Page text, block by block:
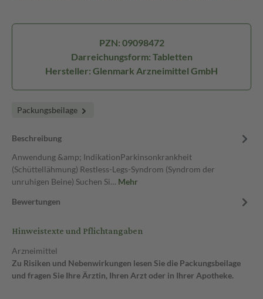
PZN: 09098472
Darreichungsform: Tabletten
Hersteller: Glenmark Arzneimittel GmbH
Packungsbeilage
Beschreibung
Anwendung &amp; IndikationParkinsonkrankheit
(Schüttellähmung) Restless-Legs-Syndrom (Syndrom der
unruhigen Beine) Suchen Si… Mehr
Bewertungen
Hinweistexte und Pflichtangaben
Arzneimittel
Zu Risiken und Nebenwirkungen lesen Sie die Packungsbeilage
und fragen Sie Ihre Ärztin, Ihren Arzt oder in Ihrer Apotheke.